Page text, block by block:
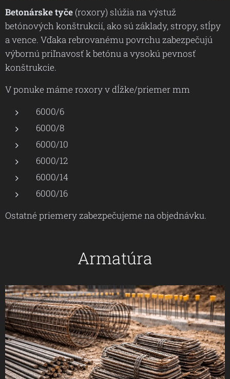
Betonárske tyče (roxory) slúžia na výstuž
betónových konštrukcií, ako sú základy, stropy, stĺpy
a vence. Vďaka rebrovanému povrchu zabezpečujú
výbornú priľnavosť k betónu a vysokú pevnosť
konštrukcie.
V ponuke máme roxory v dĺžke/priemer mm
6000/6
6000/8
6000/10
6000/12
6000/14
6000/16
Ostatné priemery zabezpečujeme na objednávku.
Armatúra